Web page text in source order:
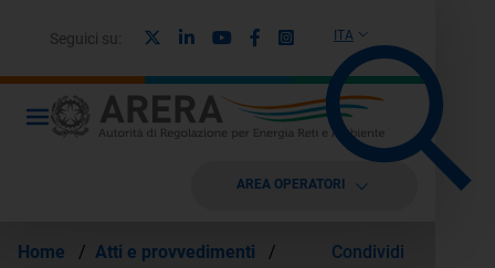
ITA
Seguici su: LinkedinYoutubeFacebook
Instagram
AREA OPERATORI
Home / Atti e provvedimenti
/
Condividi